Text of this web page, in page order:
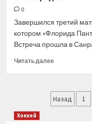
передачам
Орлова
0
Завершился третий
котором «Флорида
Встреча прошла в
Читать далееПрочитать
Орлов
признан
Назад 1
Хоккей